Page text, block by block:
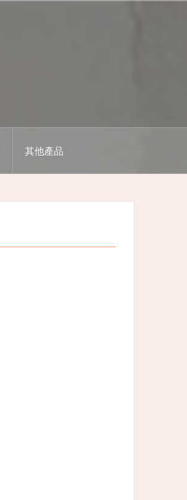
其他產品